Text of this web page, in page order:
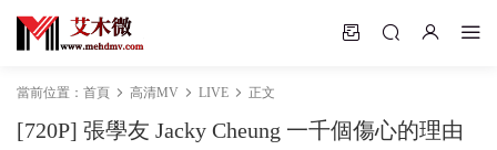
當前位置： 首頁 高清MV LIVE 正文
[720P] 張學友 Jacky Cheung 一千個傷心的理由